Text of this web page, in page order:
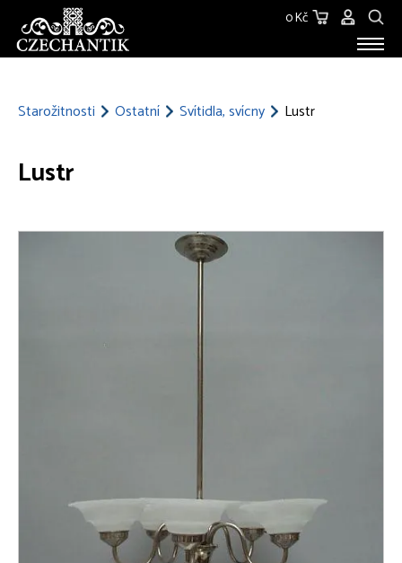
0 Kč
Starožitnosti Ostatní Svítidla, svícny Lustr
Lustr